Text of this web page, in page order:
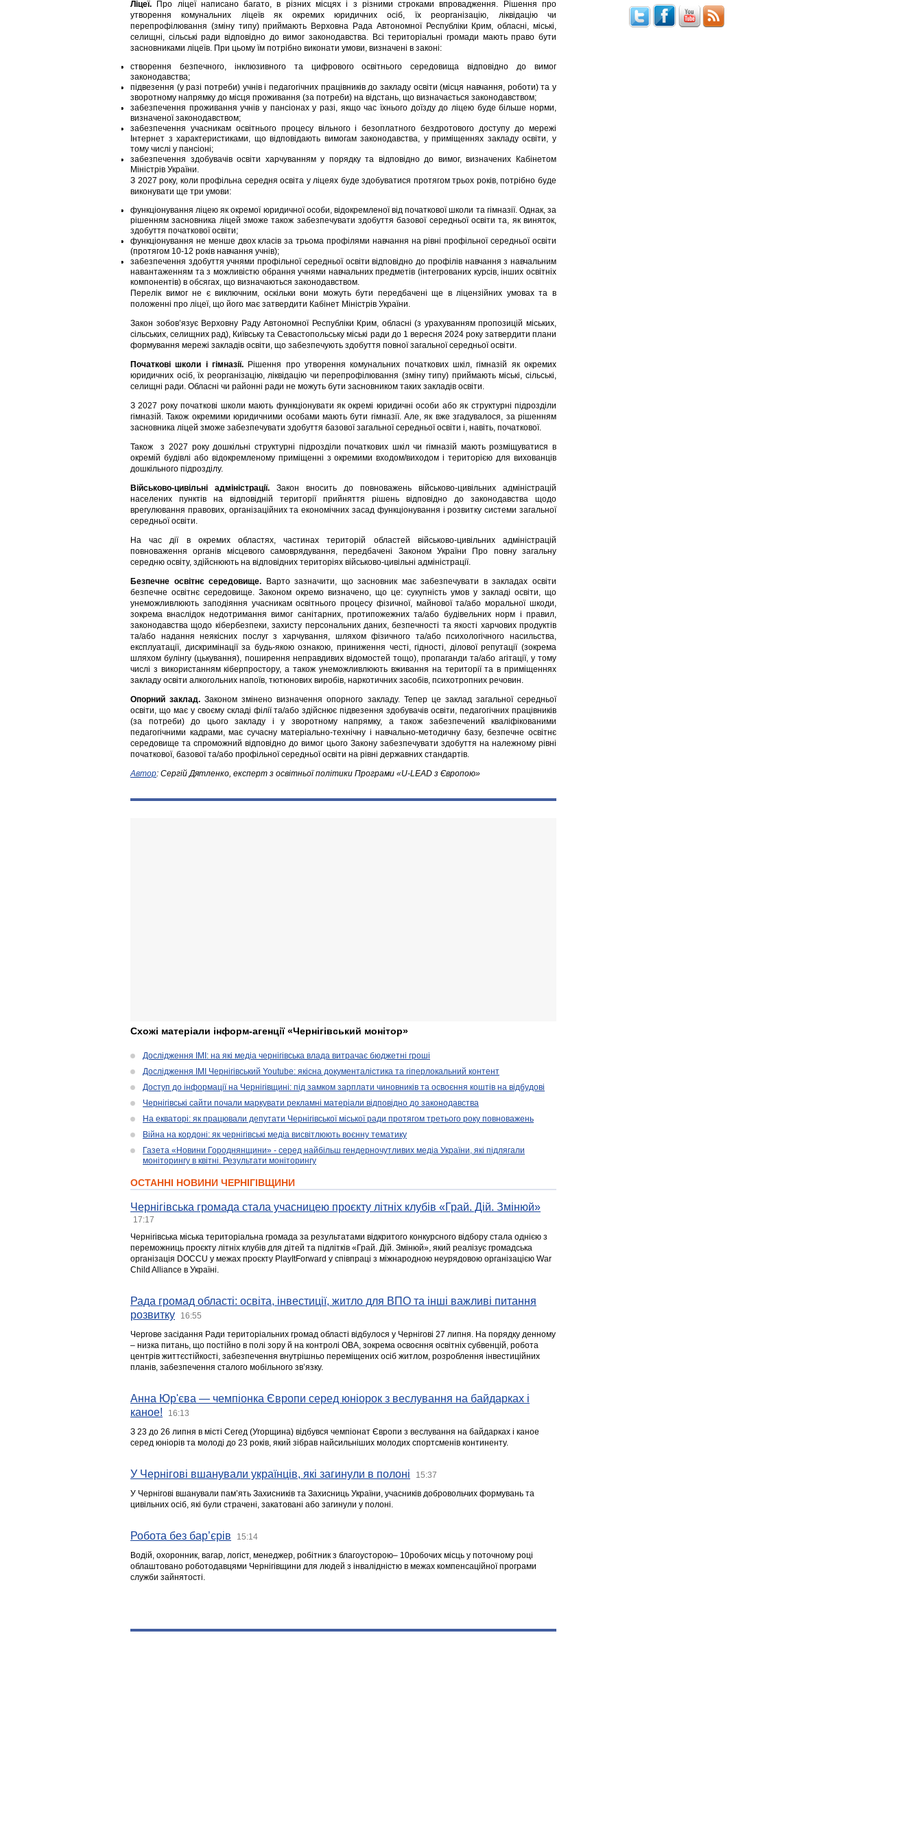
Ліцеї. Про ліцеї написано багато, в різних місцях і з різними строками впровадження. Рішення про
утворення комунальних ліцеїв як окремих юридичних осіб, їх реорганізацію, ліквідацію чи
перепрофілювання (зміну типу) приймають Верховна Рада Автономної Республіки Крим, обласні, міські,
селищні, сільські ради відповідно до вимог законодавства. Всі територіальні громади мають право бути
засновниками ліцеїв. При цьому їм потрібно виконати умови, визначені в законі:
створення безпечного, інклюзивного та цифрового освітнього середовища відповідно до вимог
законодавства;
підвезення (у разі потреби) учнів і педагогічних працівників до закладу освіти (місця навчання, роботи) та у
зворотному напрямку до місця проживання (за потреби) на відстань, що визначається законодавством;
забезпечення проживання учнів у пансіонах у разі, якщо час їхнього доїзду до ліцею буде більше норми,
визначеної законодавством;
забезпечення учасникам освітнього процесу вільного і безоплатного бездротового доступу до мережі
Інтернет з характеристиками, що відповідають вимогам законодавства, у приміщеннях закладу освіти, у
тому числі у пансіоні;
забезпечення здобувачів освіти харчуванням у порядку та відповідно до вимог, визначених Кабінетом
Міністрів України.
З 2027 року, коли профільна середня освіта у ліцеях буде здобуватися протягом трьох років, потрібно буде
виконувати ще три умови:
функціонування ліцею як окремої юридичної особи, відокремленої від початкової школи та гімназії. Однак, за
рішенням засновника ліцей зможе також забезпечувати здобуття базової середньої освіти та, як виняток,
здобуття початкової освіти;
функціонування не менше двох класів за трьома профілями навчання на рівні профільної середньої освіти
(протягом 10-12 років навчання учнів);
забезпечення здобуття учнями профільної середньої освіти відповідно до профілів навчання з навчальним
навантаженням та з можливістю обрання учнями навчальних предметів (інтегрованих курсів, інших освітніх
компонентів) в обсягах, що визначаються законодавством.
Перелік вимог не є виключним, оскільки вони можуть бути передбачені ще в ліцензійних умовах та в
положенні про ліцеї, що його має затвердити Кабінет Міністрів України.
Закон зобов’язує Верховну Раду Автономної Республіки Крим, обласні (з урахуванням пропозицій міських,
сільських, селищних рад), Київську та Севастопольську міські ради до 1 вересня 2024 року затвердити плани
формування мережі закладів освіти, що забезпечують здобуття повної загальної середньої освіти.
Початкові школи і гімназії. Рішення про утворення комунальних початкових шкіл, гімназій як окремих
юридичних осіб, їх реорганізацію, ліквідацію чи перепрофілювання (зміну типу) приймають міські, сільські,
селищні ради. Обласні чи районні ради не можуть бути засновником таких закладів освіти.
З 2027 року початкові школи мають функціонувати як окремі юридичні особи або як структурні підрозділи
гімназій. Також окремими юридичними особами мають бути гімназії. Але, як вже згадувалося, за рішенням
засновника ліцей зможе забезпечувати здобуття базової загальної середньої освіти і, навіть, початкової.
Також з 2027 року дошкільні структурні підрозділи початкових шкіл чи гімназій мають розміщуватися в
окремій будівлі або відокремленому приміщенні з окремими входом/виходом і територією для вихованців
дошкільного підрозділу.
Військово-цивільні адміністрації. Закон вносить до повноважень військово-цивільних адміністрацій
населених пунктів на відповідній території прийняття рішень відповідно до законодавства щодо
врегулювання правових, організаційних та економічних засад функціонування і розвитку системи загальної
середньої освіти.
На час дії в окремих областях, частинах територій областей військово-цивільних адміністрацій
повноваження органів місцевого самоврядування, передбачені Законом України Про повну загальну
середню освіту, здійснюють на відповідних територіях військово-цивільні адміністрації.
Безпечне освітнє середовище. Варто зазначити, що засновник має забезпечувати в закладах освіти
безпечне освітнє середовище. Законом окремо визначено, що це: сукупність умов у закладі освіти, що
унеможливлюють заподіяння учасникам освітнього процесу фізичної, майнової та/або моральної шкоди,
зокрема внаслідок недотримання вимог санітарних, протипожежних та/або будівельних норм і правил,
законодавства щодо кібербезпеки, захисту персональних даних, безпечності та якості харчових продуктів
та/або надання неякісних послуг з харчування, шляхом фізичного та/або психологічного насильства,
експлуатації, дискримінації за будь-якою ознакою, приниження честі, гідності, ділової репутації (зокрема
шляхом булінгу (цькування), поширення неправдивих відомостей тощо), пропаганди та/або агітації, у тому
числі з використанням кіберпростору, а також унеможливлюють вживання на території та в приміщеннях
закладу освіти алкогольних напоїв, тютюнових виробів, наркотичних засобів, психотропних речовин.
Опорний заклад. Законом змінено визначення опорного закладу. Тепер це заклад загальної середньої
освіти, що має у своєму складі філії та/або здійснює підвезення здобувачів освіти, педагогічних працівників
(за потреби) до цього закладу і у зворотному напрямку, а також забезпечений кваліфікованими
педагогічними кадрами, має сучасну матеріально-технічну і навчально-методичну базу, безпечне освітнє
середовище та спроможний відповідно до вимог цього Закону забезпечувати здобуття на належному рівні
початкової, базової та/або профільної середньої освіти на рівні державних стандартів.
Автор: Сергій Дятленко, експерт з освітньої політики Програми «U-LEAD з Європою»
Схожі матеріали інформ-агенції «Чернігівський монітор»
Дослідження ІМІ: на які медіа чернігівська влада витрачає бюджетні гроші
Дослідження ІМІ Чернігівський Youtube: якісна документалістика та гіперлокальний контент
Доступ до інформації на Чернігівщині: під замком зарплати чиновників та освоєння коштів на відбудові
Чернігівські сайти почали маркувати рекламні матеріали відповідно до законодавства
На екваторі: як працювали депутати Чернігівської міської ради протягом третього року повноважень
Війна на кордоні: як чернігівські медіа висвітлюють воєнну тематику
Газета «Новини Городнянщини» - серед найбільш гендерночутливих медіа України, які підлягали
моніторингу в квітні. Результати моніторингу
ОСТАННІ НОВИНИ ЧЕРНІГІВЩИНИ
Чернігівська громада стала учасницею проєкту літніх клубів «Грай. Дій. Змінюй»
17:17
Чернігівська міська територіальна громада за результатами відкритого конкурсного відбору стала однією з
переможниць проєкту літніх клубів для дітей та підлітків «Грай. Дій. Змінюй», який реалізує громадська
організація DOCCU у межах проєкту PlayItForward у співпраці з міжнародною неурядовою організацією War
Child Alliance в Україні.
Рада громад області: освіта, інвестиції, житло для ВПО та інші важливі питання
розвитку
16:55
Чергове засідання Ради територіальних громад області відбулося у Чернігові 27 липня. На порядку денному
– низка питань, що постійно в полі зору й на контролі ОВА, зокрема освоєння освітніх субвенцій, робота
центрів життєстійкості, забезпечення внутрішньо переміщених осіб житлом, розроблення інвестиційних
планів, забезпечення сталого мобільного зв’язку.
Анна Юр'єва — чемпіонка Європи серед юніорок з веслування на байдарках і
каное!
16:13
З 23 до 26 липня в місті Сегед (Угорщина) відбувся чемпіонат Європи з веслування на байдарках і каное
серед юніорів та молоді до 23 років, який зібрав найсильніших молодих спортсменів континенту.
У Чернігові вшанували українців, які загинули в полоні 15:37
У Чернігові вшанували пам’ять Захисників та Захисниць України, учасників добровольчих формувань та
цивільних осіб, які були страчені, закатовані або загинули у полоні.
Робота без бар’єрів 15:14
Водій, охоронник, вагар, логіст, менеджер, робітник з благоусторою– 10робочих місць у поточному році
облаштовано роботодавцями Чернігівщини для людей з інвалідністю в межах компенсаційної програми
служби зайнятості.